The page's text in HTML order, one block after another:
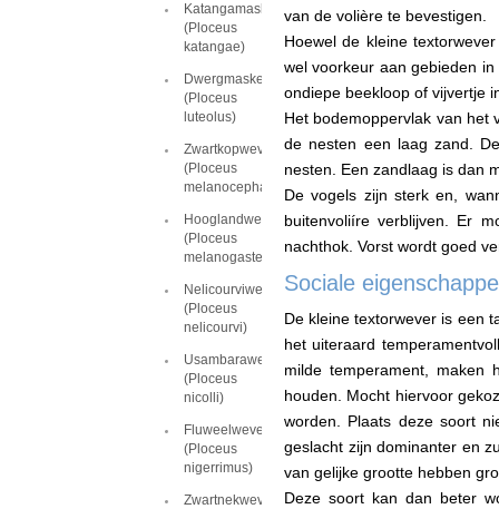
Katangamaskerwever
(Ploceus
katangae)
Dwergmaskerwever
(Ploceus
luteolus)
Zwartkopwever
(Ploceus
melanocephalus)
Hooglandwever
(Ploceus
melanogaster)
Nelicourviwever
(Ploceus
nelicourvi)
Usambarawever
(Ploceus
nicolli)
Fluweelwever
(Ploceus
nigerrimus)
Zwartnekwever
van de volière te bevestigen.
Hoewel de kleine
wel voorkeur aan gebieden
ondiepe beekloop of vijvertje
Het bodemoppervlak van het
de nesten een laag zand.
nesten. Een zandlaag is dan
De vogels zijn sterk en,
buitenvoliíre verblijven. Er
nachthok. Vorst wordt goed
Sociale
De kleine textorwever is een
het uiteraard
milde temperament, maken
houden. Mocht hiervoor
worden. Plaats deze soort
geslacht zijn dominanter en
van gelijke grootte hebben
Deze soort kan dan beter